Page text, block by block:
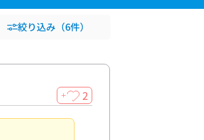
絞り込み （6件）
＋ 2